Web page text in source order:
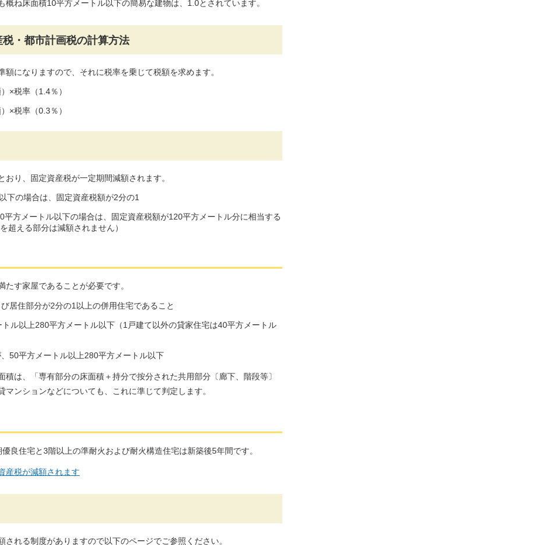
概ね床面積10平方メートル以下の簡易な建物は、1.0とされています。
・都市計画税の計算方法
になりますので、それに税率を乗じて税額を求めます。
×税率（1.4％）
×税率（0.3％）
り、固定資産税が一定期間減額されます。
下の場合は、固定資産税額が2分の1
方メートル以下の場合は、固定資産税額が120平方メートル分に相当する
超える部分は減額されません）
す家屋であることが必要です。
居住部分が2分の1以上の併用住宅であること
ル以上280平方メートル以下（1戸建て以外の貸家住宅は40平方メートル
50平方メートル以上280平方メートル以下
は、「専有部分の床面積＋持分で按分された共用部分〔廊下、階段等〕
ンションなどについても、これに準じて判定します。
良住宅と3階以上の準耐火および耐火構造住宅は新築後5年間です。
産税が減額されます
れる制度がありますので以下のページでご参照ください。